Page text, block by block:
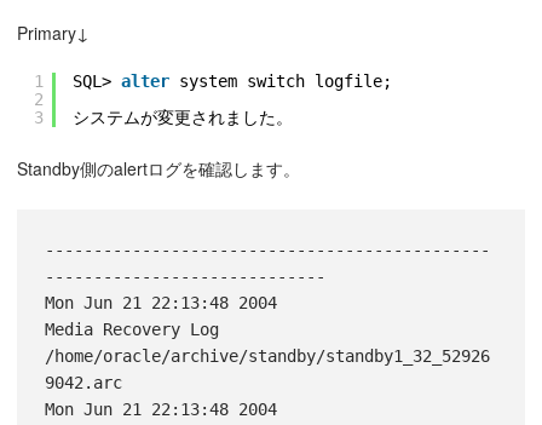
Primary↓
1
2
3
SQL> alter system switch logfile;
システムが変更されました。
Standby側のalertログを確認します。
----------------------------------------------
-----------------------------
Mon Jun 21 22:13:48 2004
Media Recovery Log
/home/oracle/archive/standby/standby1_32_52926
9042.arc
Mon Jun 21 22:13:48 2004